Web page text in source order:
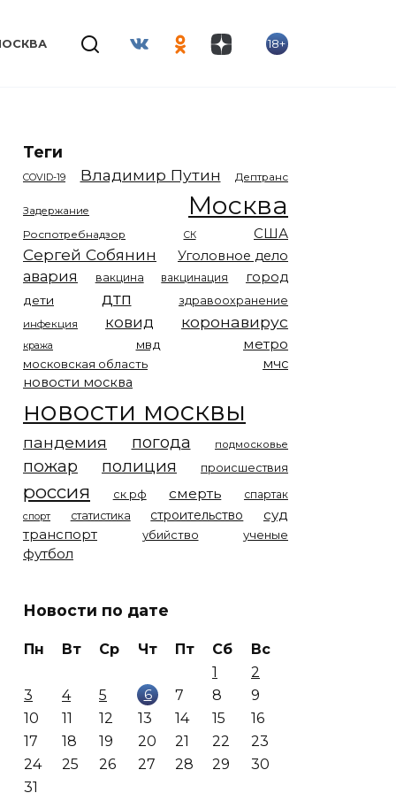
18+
Теги
COVID-19 Владимир Путин Дептранс
Задержание Москва
Роспотребнадзор СК США
Сергей Собянин Уголовное дело
авария вакцина вакцинация город
дети дтп здравоохранение
инфекция ковид коронавирус
кража мвд метро
московская область
мчс
новости москва
новости москвы
пандемия погода подмосковье
пожар полиция происшествия
россия ск рф смерть спартак
спорт статистика строительство
суд
транспорт
убийство ученые
футбол
Новости по дате
Пн Вт Ср Чт Пт Сб
Вс
1
2
3
4 5 6 7 8
9
10
11 12 13 14 15
16
17
18 19 20 21 22
23
24
25 26 27 28 29
30
31